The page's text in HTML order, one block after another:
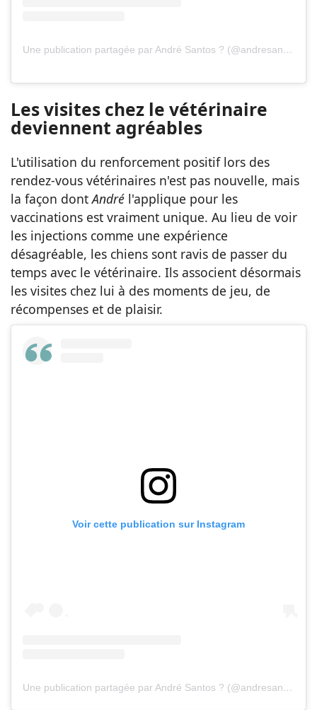
Une publication partagée par André Santos ? (@andresantosvet)
Les visites chez le vétérinaire
deviennent agréables
L'utilisation du renforcement positif lors des
rendez-vous vétérinaires n'est pas nouvelle, mais
la façon dontAndré l'applique pour les
vaccinations est vraiment unique. Au lieu de voir
les injections comme une expérience
désagréable, les chiens sont ravis de passer du
temps avec le vétérinaire. Ils associent désormais
les visites chez lui à des moments de jeu, de
récompenses et de plaisir.
Voir cette publication sur Instagram
Une publication partagée par André Santos ? (@andresantosvet)